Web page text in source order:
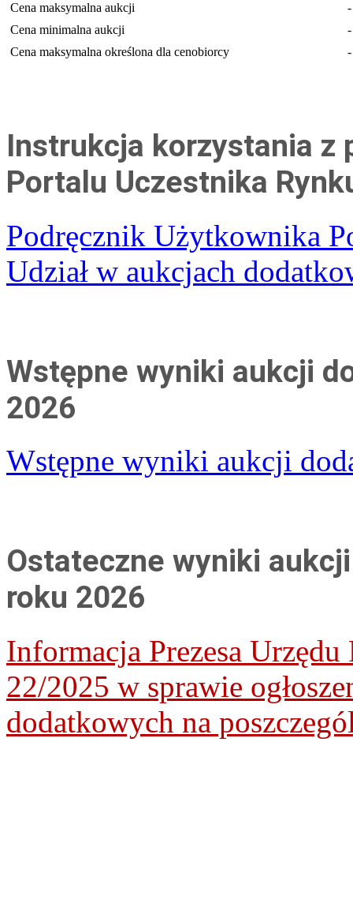
Cena maksymalna aukcji
-
Cena minimalna aukcji
-
Cena maksymalna określona dla cenobiorcy
-
Instrukcja korzystania z
Portalu Uczestnika
Podręcznik Użytkownika
Udział w aukcjach
Wstępne wyniki aukcji
2026
Wstępne wyniki aukcji
Ostateczne wyniki
roku 2026
Informacja Prezesa
22/2025 w sprawie
dodatkowych na